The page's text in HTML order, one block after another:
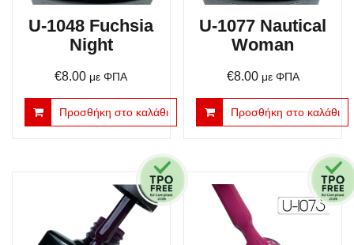
U-1048 Fuchsia
Night
€8.00 με ΦΠΑ
Προσθήκη στο καλάθι
U-1077 Nautical
Woman
€8.00 με ΦΠΑ
Προσθήκη στο καλάθι